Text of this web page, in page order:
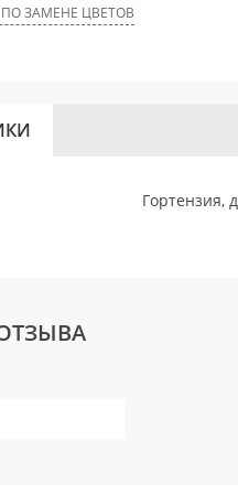
ЗАМЕНЕ ЦВЕТОВ
Гортензия,